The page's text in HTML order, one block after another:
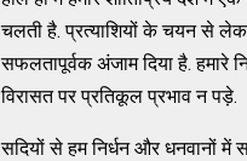
चलती है. प्रत्याशियों के चयन से
सफलतापूर्वक अंजाम दिया है.
विरासत पर प्रतिकूल प्रभाव न पड़े.
सदियों से हम निर्धन और धनवानों में